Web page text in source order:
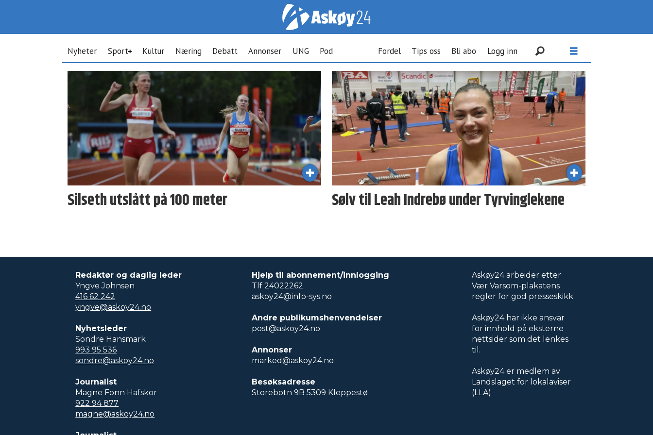
Nyheter Sport Kultur Næring Debatt Annonser UNG Pod Fordel Tips oss Bli abo Logg inn
Silseth utslått på 100 meter Sølv til Leah Indrebø under Tyrvinglekene
Redaktør og daglig leder
Yngve Johnsen
416 62 242
yngve@askoy24.no
Nyhetsleder
Sondre Hansmark
993 95 536
sondre@askoy24.no
Journalist
Magne Fonn Hafskor
922 94 877
magne@askoy24.no
Hjelp til abonnement/innlogging
Tlf 24022262
askoy24@info-sys.no
Andre publikumshenvendelser
post@askoy24.no
Annonser
marked@askoy24.no
Besøksadresse
Storebotn 9B 5309 Kleppestø
Askøy24 arbeider etter
Vær Varsom-plakatens
regler for god presseskikk.
Askøy24 har ikke ansvar
for innhold på eksterne
nettsider som det lenkes
til.
Askøy24 er medlem av
Landslaget for lokalaviser
(LLA)